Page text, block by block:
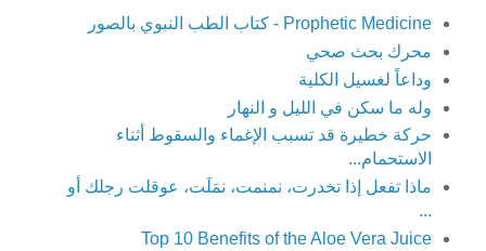
Prophetic Medicine - كتاب الطب النبوي بالصور
محرك بحث صحي
وداعاً لغسيل الكلية
وله ما سكن في الليل و النهار
حركة خطيرة قد تسبب الإغماء والسقوط أثناء
الاستحمام...
ماذا تفعل إذا تخدرت، نمنمت، نمَلَت، عوقلت رجلك أو
...
Top 10 Benefits of the Aloe Vera Juice